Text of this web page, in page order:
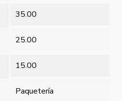
35.00
25.00
15.00
Paquetería